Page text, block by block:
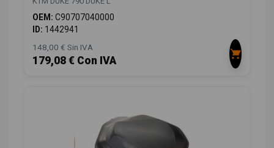
OEM: C90707040000
ID: 1442941
148,00 € Sin IVA
179,08 € Con IVA